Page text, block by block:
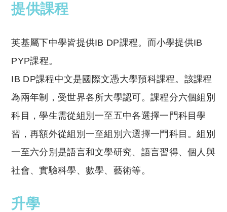
提供課程
英基屬下中學皆提供IB DP課程。而小學提供IB
PYP課程。
IB DP課程中文是國際文憑大學預科課程。該課程
為兩年制，受世界各所大學認可。課程分六個組別
科目，學生需從組別一至五中各選擇一門科目學
習，再額外從組別一至組別六選擇一門科目。組別
一至六分別是語言和文學研究、語言習得、個人與
社會、實驗科學、數學、藝術等。
升學